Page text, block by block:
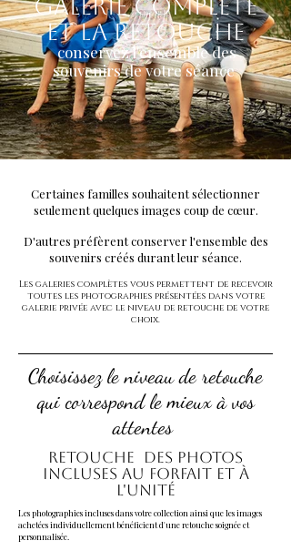
GALERIE COMPLÈTE
et la retouche
conservez l'ensemble des
souvenirs de votre séance
Certaines familles souhaitent sélectionner
seulement quelques images coup de cœur.
D'autres préfèrent conserver l'ensemble des
souvenirs créés durant leur séance.
Les galeries complètes vous permettent de recevoir
toutes les photographies présentées dans votre
galerie privée avec le niveau de retouche de votre
choix.
Choisissez le niveau de retouche
qui correspond le mieux à vos
attentes
Retouche DES PHOTOS
INCLUSES AU FORFAIT ET À
L'UNITÉ
Les photographies incluses dans votre collection ainsi que les images
achetées individuellement bénéficient d'une retouche soignée et
personnalisée.